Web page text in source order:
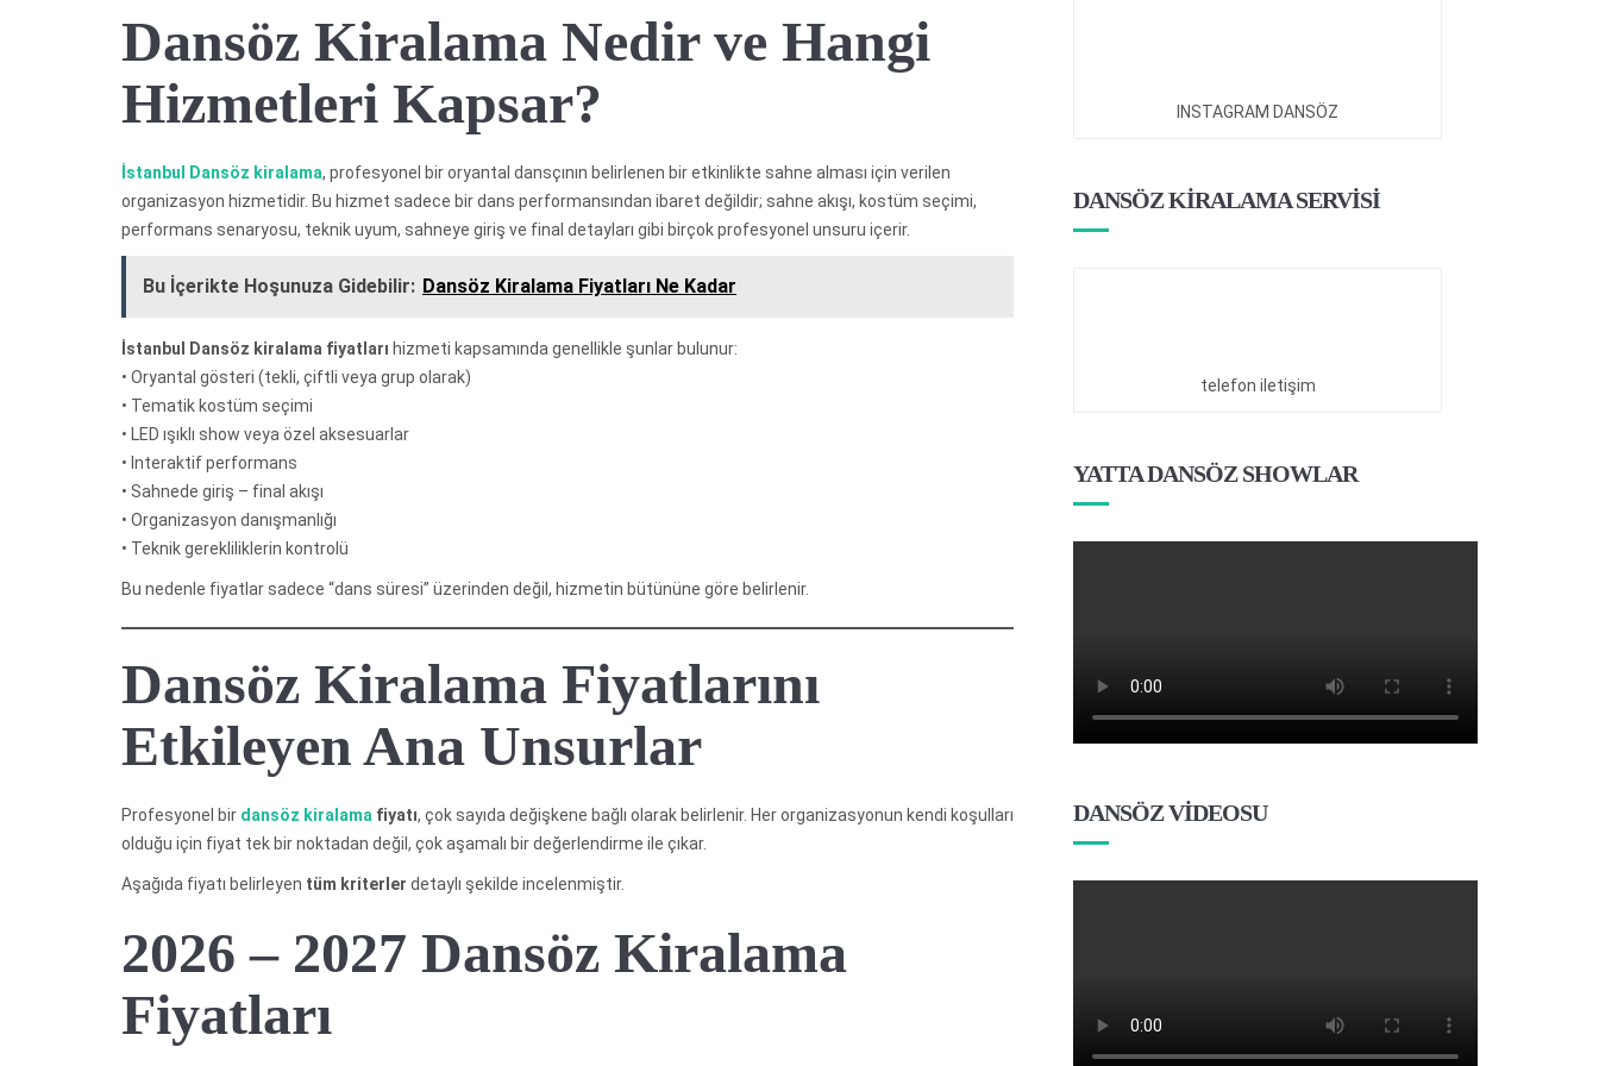
Dansöz Kiralama Nedir ve Hangi
Hizmetleri Kapsar?
İstanbul Dansöz kiralama, profesyonel bir oryantal dansçının belirlenen bir etkinlikte sahne alması için verilen
organizasyon hizmetidir. Bu hizmet sadece bir dans performansından ibaret değildir; sahne akışı, kostüm seçimi,
performans senaryosu, teknik uyum, sahneye giriş ve final detayları gibi birçok profesyonel unsuru içerir.
Bu İçerikte Hoşunuza Gidebilir: Dansöz Kiralama Fiyatları Ne Kadar
İstanbul Dansöz kiralama fiyatları hizmeti kapsamında genellikle şunlar bulunur:
• Oryantal gösteri (tekli, çiftli veya grup olarak)
• Tematik kostüm seçimi
• LED ışıklı show veya özel aksesuarlar
• Interaktif performans
• Sahnede giriş – final akışı
• Organizasyon danışmanlığı
• Teknik gerekliliklerin kontrolü
Bu nedenle fiyatlar sadece “dans süresi” üzerinden değil, hizmetin bütününe göre belirlenir.
Dansöz Kiralama Fiyatlarını
Etkileyen Ana Unsurlar
Profesyonel bir dansöz kiralama fiyatı, çok sayıda değişkene bağlı olarak belirlenir. Her organizasyonun kendi koşulları
olduğu için fiyat tek bir noktadan değil, çok aşamalı bir değerlendirme ile çıkar.
Aşağıda fiyatı belirleyen tüm kriterler detaylı şekilde incelenmiştir.
2026 – 2027 Dansöz Kiralama
Fiyatları
INSTAGRAM DANSÖZ
DANSÖZ KİRALAMA SERVİSİ
telefon iletişim
YATTA DANSÖZ SHOWLAR
DANSÖZ VİDEOSU